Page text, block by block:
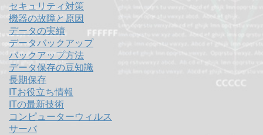
セキュリティ対策
機器の故障と原因
データの実績
データバックアップ
バックアップ方法
データ保存の豆知識
長期保存
ITお役立ち情報
ITの最新技術
コンピューターウィルス
サーバ